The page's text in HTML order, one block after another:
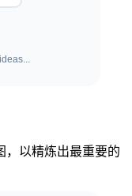
，以精炼出最重要的